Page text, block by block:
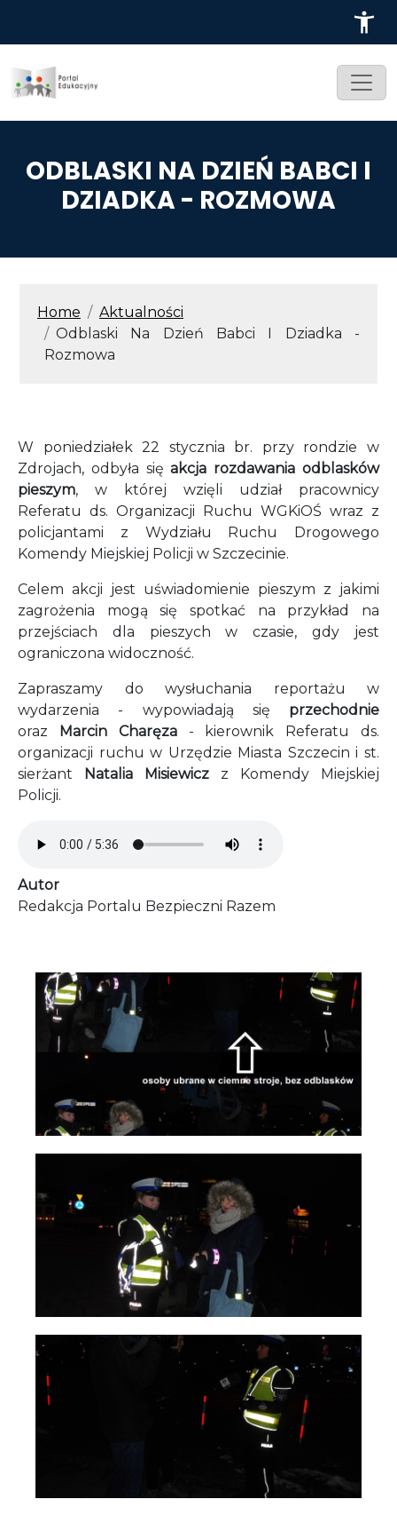
ODBLASKI NA DZIEŃ BABCI I
DZIADKA - ROZMOWA
ŚCIEŻKA NAWIGACYJNA
Home
Aktualności
Odblaski Na Dzień Babci I Dziadka -
Rozmowa
W poniedziałek 22 stycznia br. przy rondzie w
Zdrojach, odbyła sięakcja rozdawania odblasków
pieszym, w której wzięli udział pracownicy
Referatu ds. Organizacji Ruchu WGKiOŚ wraz z
policjantami z Wydziału Ruchu Drogowego
Komendy Miejskiej Policji w Szczecinie.
Celem akcji jest uświadomienie pieszym z jakimi
zagrożenia mogą się spotkać na przykład na
przejściach dla pieszych w czasie, gdy jest
ograniczona widoczność.
Zapraszamy do wysłuchania reportażu w
wydarzenia - wypowiadają się przechodnie
oraz
Marcin Charęza- kierownik Referatu ds.
organizacji ruchu w Urzędzie Miasta Szczecin i st.
sierżant
Natalia Misiewicz z Komendy Miejskiej
Policji.
Autor
Redakcja Portalu Bezpieczni Razem